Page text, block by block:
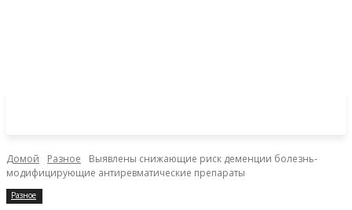
Домой Разное
Выявлены снижающие риск деменции болезнь-
модифицирующие антиревматические препараты
Разное